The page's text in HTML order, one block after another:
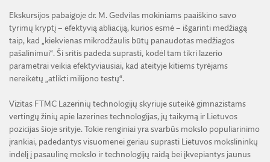
Ekskursijos pabaigoje dr. M. Gedvilas mokiniams paaiškino savo
tyrimų kryptį – efektyvią abliaciją, kurios esmė – išgarinti medžiagą
taip, kad „kiekvienas mikrodžaulis būtų panaudotas medžiagos
pašalinimui“. Ši sritis padeda suprasti, kodėl tam tikri lazerio
parametrai veikia efektyviausiai, kad ateityje kitiems tyrėjams
nereikėtų „atlikti milijono testų“.
Vizitas FTMC Lazerinių technologijų skyriuje suteikė gimnazistams
vertingų žinių apie lazerines technologijas, jų taikymą ir Lietuvos
pozicijas šioje srityje. Tokie renginiai yra svarbūs mokslo populiarinimo
įrankiai, padedantys visuomenei geriau suprasti Lietuvos mokslininkų
indėlį į pasaulinę mokslo ir technologijų raidą bei įkvepiantys jaunus